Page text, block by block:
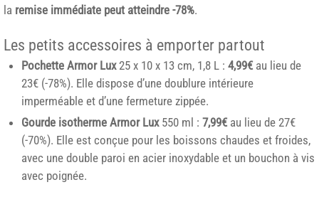
la remise immédiate peut atteindre -78%.
Les petits accessoires à emporter partout
Pochette Armor Lux25 x 10 x 13 cm, 1,8 L : 4,99€ au lieu de
23€ (-78%). Elle dispose d’une doublure intérieure
imperméable et d’une fermeture zippée.
Gourde isotherme Armor Lux550 ml : 7,99€ au lieu de 27€
(-70%). Elle est conçue pour les boissons chaudes et froides,
avec une double paroi en acier inoxydable et un bouchon à vis
avec poignée.